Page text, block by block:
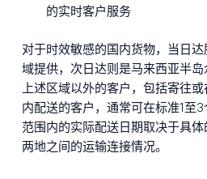
的实时客户服务
对于时效敏感的国内货物，当日
域提供，次日达则是马来西亚半
上述区域以外的客户，包括寄往
内配送的客户，通常可在标准1至
范围内的实际配送日期取决于具
两地之间的运输连接情况。